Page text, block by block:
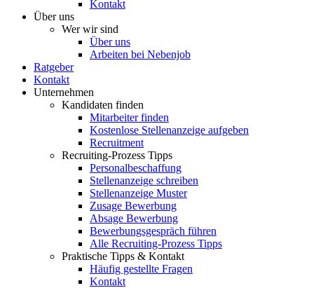
Kontakt
Über uns
Wer wir sind
Über uns
Arbeiten bei Nebenjob
Ratgeber
Kontakt
Unternehmen
Kandidaten finden
Mitarbeiter finden
Kostenlose Stellenanzeige aufgeben
Recruitment
Recruiting-Prozess Tipps
Personalbeschaffung
Stellenanzeige schreiben
Stellenanzeige Muster
Zusage Bewerbung
Absage Bewerbung
Bewerbungsgespräch führen
Alle Recruiting-Prozess Tipps
Praktische Tipps & Kontakt
Häufig gestellte Fragen
Kontakt